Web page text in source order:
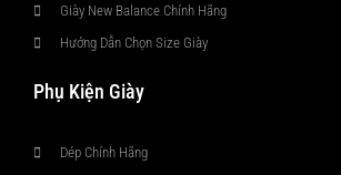
Giày New Balance Chính Hãng
Hướng Dẫn Chọn Size Giày
Phụ Kiện Giày
Dép Chính Hãng